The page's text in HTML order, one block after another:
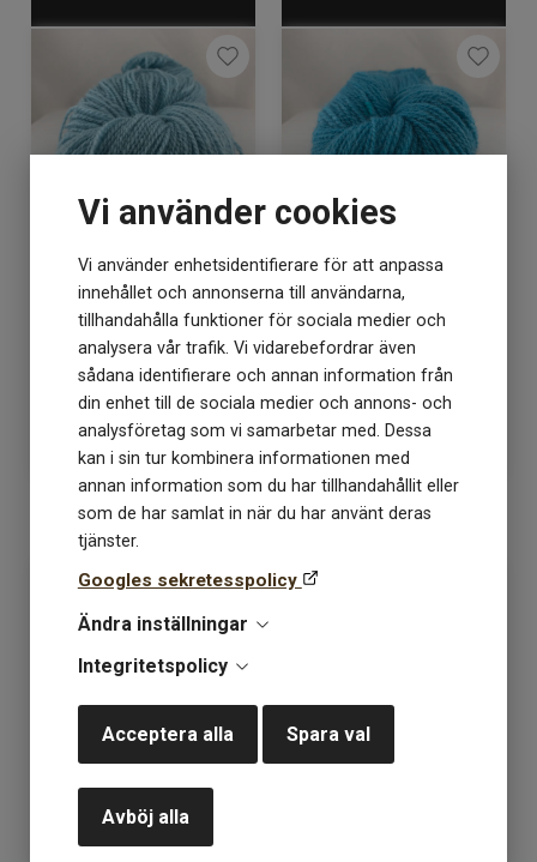
Vi använder cookies
Vi använder enhetsidentifierare för att anpassa
innehållet och annonserna till användarna,
tillhandahålla funktioner för sociala medier och
analysera vår trafik. Vi vidarebefordrar även
sådana identifierare och annan information från
din enhet till de sociala medier och annons- och
analysföretag som vi samarbetar med. Dessa
kan i sin tur kombinera informationen med
annan information som du har tillhandahållit eller
som de har samlat in när du har använt deras
tjänster.
Googles sekretesspolicy
Ändra inställningar
Integritetspolicy
Acceptera alla Spara val
Avböj alla
Kampes 2-tråd 244 mint
Lagerstatus: 10
kr
KÖP
Kampes 2-tråd 245
Lagerstatus: 5
98kr
KÖP
Kampes 2-tråd 247
cerise